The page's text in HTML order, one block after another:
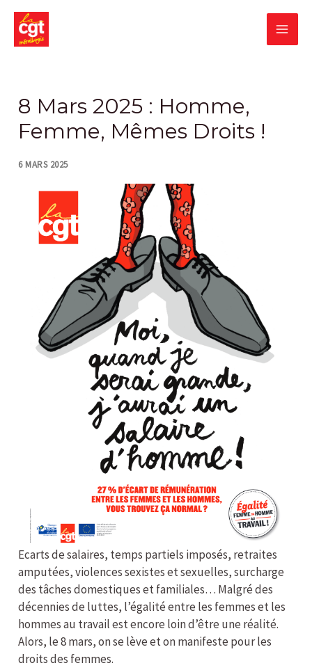
content
8 Mars 2025 : Homme,
Femme, Mêmes Droits !
6 MARS 2025
Ecarts de salaires, temps partiels imposés, retraites
amputées, violences sexistes et sexuelles, surcharge
des tâches domestiques et familiales… Malgré des
décennies de luttes, l’égalité entre les femmes et les
hommes au travail est encore loin d’être une réalité.
Alors, le 8 mars, on se lève et on manifeste pour les
droits des femmes.